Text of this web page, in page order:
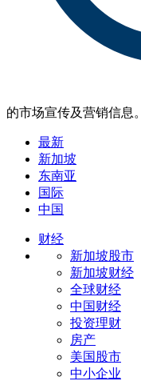
的市场宣传及营销信息。
最新
新加坡
东南亚
国际
中国
财经
新加坡股市
新加坡财经
全球财经
中国财经
投资理财
房产
美国股市
中小企业